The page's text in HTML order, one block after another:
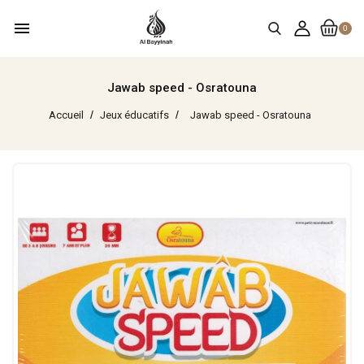
0
menu
Jawab speed - Osratouna
Accueil Jeux éducatifs Jawab speed - Osratouna